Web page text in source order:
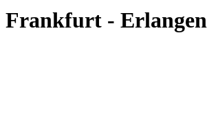
Frankfurt - Erlangen